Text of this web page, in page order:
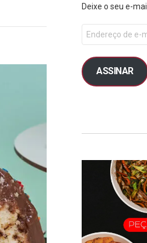
Deixe o seu e-mail
ASSINAR